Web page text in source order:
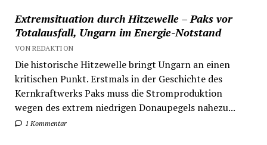
Extremsituation durch Hitzewelle – Paks vor
Totalausfall, Ungarn im Energie-Notstand
VON REDAKTION
Die historische Hitzewelle bringt Ungarn an einen
kritischen Punkt. Erstmals in der Geschichte des
Kernkraftwerks Paks muss die Stromproduktion
wegen des extrem niedrigen Donaupegels nahezu...
1 Kommentar